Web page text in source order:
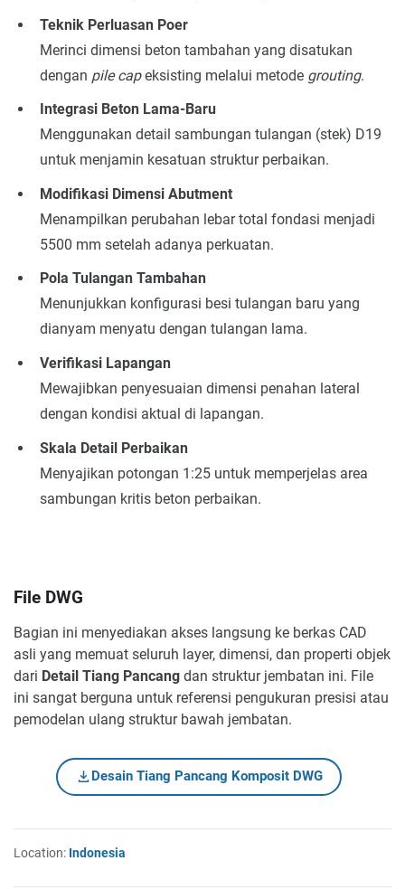
Teknik Perluasan Poer
Merinci dimensi beton tambahan yang disatukan
dengan pile capeksisting melalui metode grouting.
Integrasi Beton Lama-Baru
Menggunakan detail sambungan tulangan (stek) D19
untuk menjamin kesatuan struktur perbaikan.
Modifikasi Dimensi Abutment
Menampilkan perubahan lebar total fondasi menjadi
5500 mm setelah adanya perkuatan.
Pola Tulangan Tambahan
Menunjukkan konfigurasi besi tulangan baru yang
dianyam menyatu dengan tulangan lama.
Verifikasi Lapangan
Mewajibkan penyesuaian dimensi penahan lateral
dengan kondisi aktual di lapangan.
Skala Detail Perbaikan
Menyajikan potongan 1:25 untuk memperjelas area
sambungan kritis beton perbaikan.
File DWG
Bagian ini menyediakan akses langsung ke berkas CAD
asli yang memuat seluruh layer, dimensi, dan properti objek
dari Detail Tiang Pancang dan struktur jembatan ini. File
ini sangat berguna untuk referensi pengukuran presisi atau
pemodelan ulang struktur bawah jembatan.
Desain Tiang Pancang Komposit DWG
Location: Indonesia